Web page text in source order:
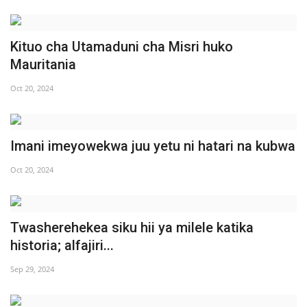
Kituo cha Utamaduni cha Misri huko
Mauritania
Oct 20, 2024
Imani imeyowekwa juu yetu ni hatari na kubwa
Oct 20, 2024
Twasherehekea siku hii ya milele katika
historia; alfajiri...
Sep 29, 2024